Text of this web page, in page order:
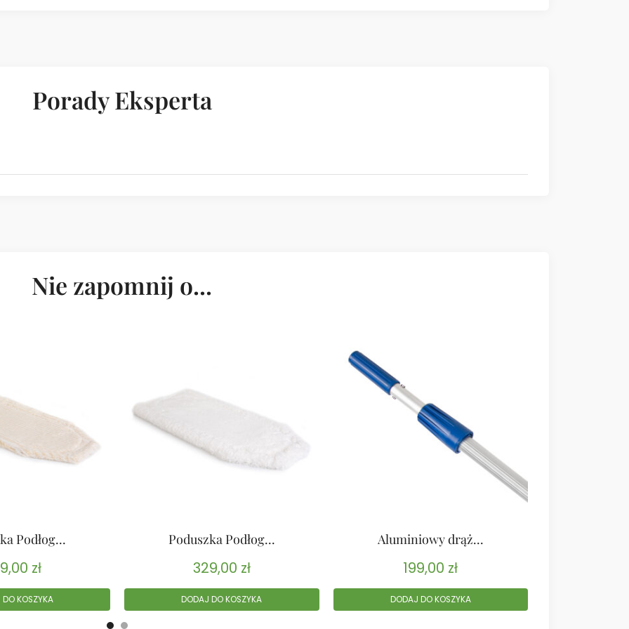
Porady Eksperta
Nie zapomnij o...
Podłog...
zł
KOSZYKA
Poduszka Podłog...
329,00 zł
DODAJ DO KOSZYKA
Aluminiowy drąż...
199,00 zł
DODAJ DO KOSZYKA